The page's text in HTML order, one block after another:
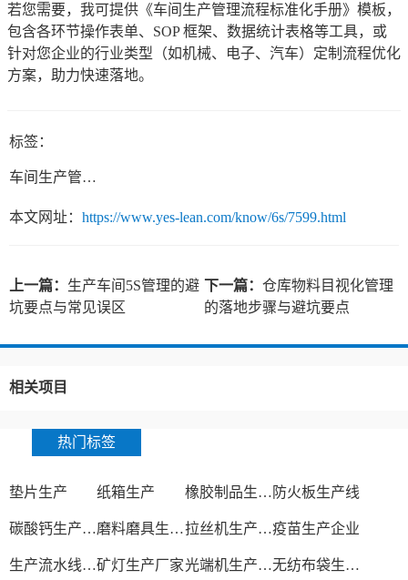
若您需要，我可提供《车间生产管理流程标准化手册》模板，
包含各环节操作表单、SOP 框架、数据统计表格等工具，或
针对您企业的行业类型（如机械、电子、汽车）定制流程优化
方案，助力快速落地。
标签：
车间生产管理流程
本文网址： https://www.yes-lean.com/know/6s/7599.html
上一篇： 生产车间5S管理的避
坑要点与常见误区
下一篇： 仓库物料目视化管理
的落地步骤与避坑要点
相关项目
热门标签
垫片生产 纸箱生产 橡胶制品生产厂 防火板生产线
碳酸钙生产设备 磨料磨具生产厂家 拉丝机生产厂家疫苗生产企业
生产流水线设备矿灯生产厂家 光端机生产厂家 无纺布袋生产厂家